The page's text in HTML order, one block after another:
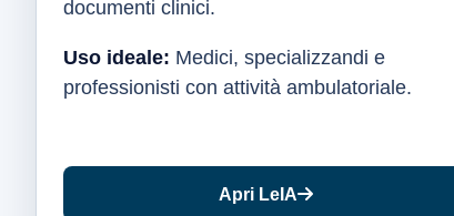
documenti clinici.
Uso ideale: Medici, specializzandi e
professionisti con attività ambulatoriale.
Apri LeIA